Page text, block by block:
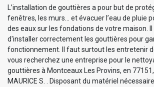
L’installation de gouttières a pour but de
fenêtres, les murs… et évacuer l’eau de pluie
des eaux sur les fondations de votre maison. Il
d'installer correctement les gouttières pour
fonctionnement. Il faut surtout les entretenir
vous recherchez une entreprise pour le
gouttières à Montceaux Les Provins, en
MAURICE S. . Disposant du matériel